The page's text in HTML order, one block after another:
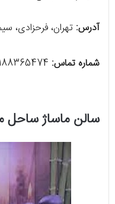
آدرس: تهران، فرحزادی،
شماره تماس:
سالن ماساژ ساحل